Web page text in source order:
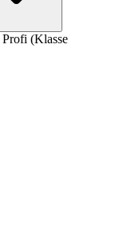
Profi (Klasse